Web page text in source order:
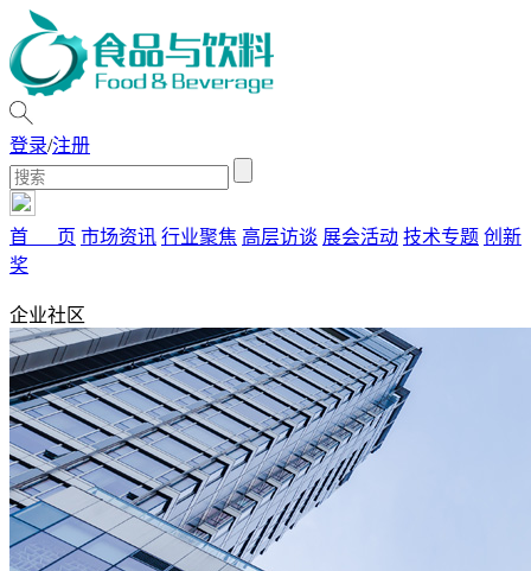
登录/注册
首 页 市场资讯 行业聚焦 高层访谈 展会活动 技术专题 创新
奖
企业社区